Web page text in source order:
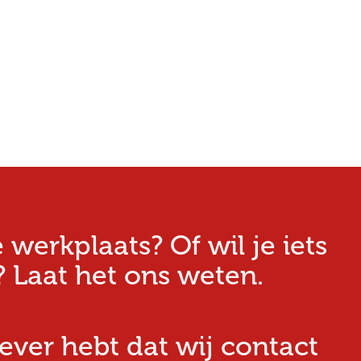
Of wil je iets
het ons weten.
hebt dat wij contact